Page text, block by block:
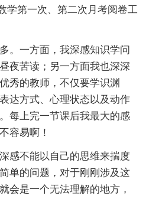
学第一次、第二次月考阅卷工
。一方面，我深感知识学问
夜苦读；另一方面我也深深
秀的教师，不仅要学识渊
达方式、心理状态以及动作
每上完一节课后我最大的感
容易啊！
感不能以自己的思维来揣度
单的问题，对于刚刚涉及这
会是一个无法理解的地方，